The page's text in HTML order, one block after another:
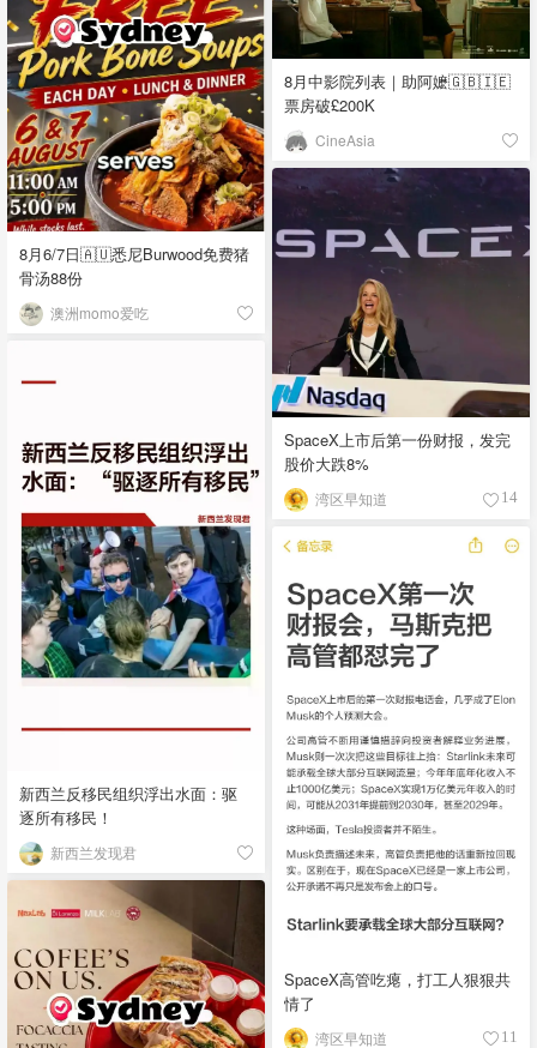
8月中影院列表｜助阿嬷🇬🇧🇮🇪
票房破£200K
CineAsia
8月6/7日🇦🇺悉尼Burwood免费猪
骨汤88份
澳洲momo爱吃
SpaceX上市后第一份财报，发完
股价大跌8%
湾区早知道 14
新西兰反移民组织浮出水面：驱
逐所有移民！
新西兰发现君
SpaceX高管吃瘪，打工人狠狠共
情了
湾区早知道 11